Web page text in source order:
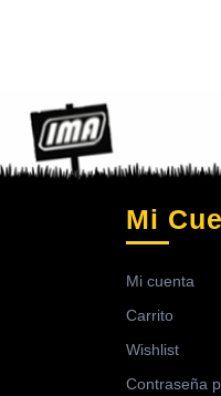
Mi
Mi cuenta
Carrito
Wishlist
Contraseña